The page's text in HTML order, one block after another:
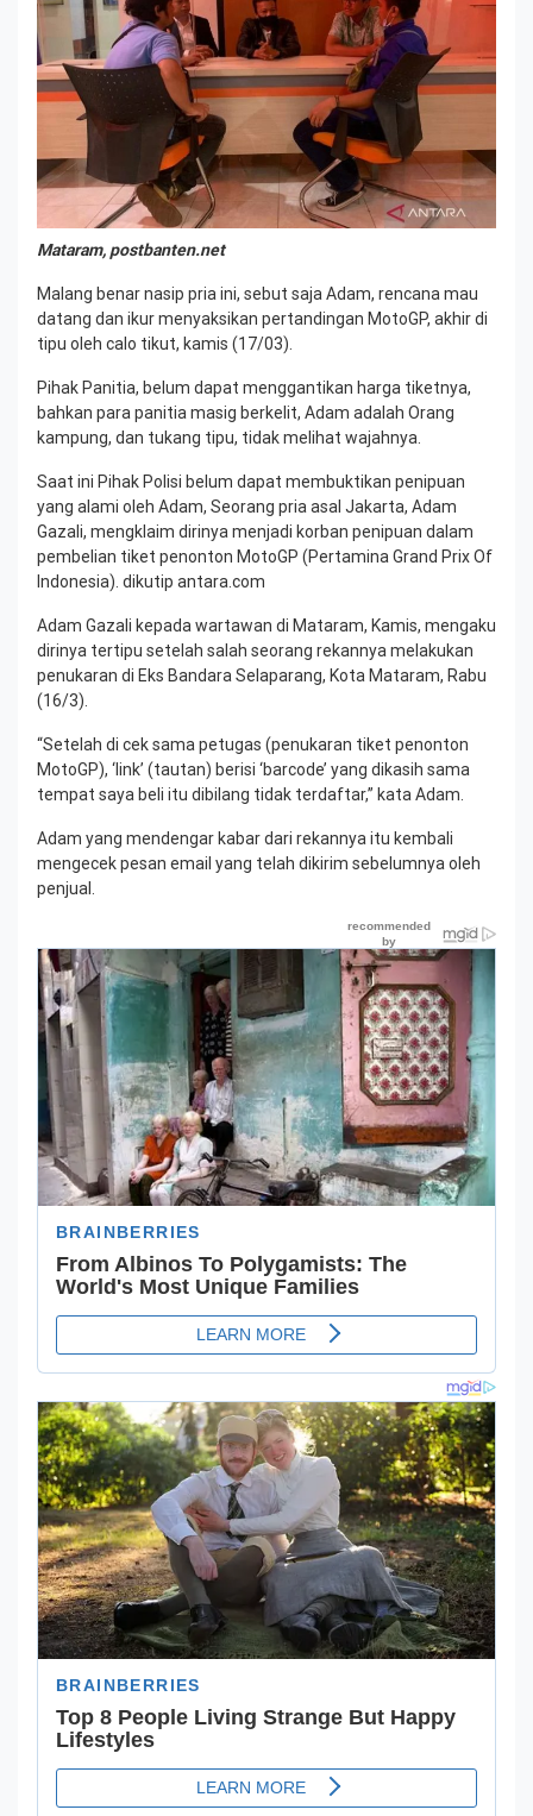
Mataram, postbanten.net
Malang benar nasip pria ini, sebut saja Adam, rencana mau
datang dan ikur menyaksikan pertandingan MotoGP, akhir di
tipu oleh calo tikut, kamis (17/03).
Pihak Panitia, belum dapat menggantikan harga tiketnya,
bahkan para panitia masig berkelit, Adam adalah Orang
kampung, dan tukang tipu, tidak melihat wajahnya.
Saat ini Pihak Polisi belum dapat membuktikan penipuan
yang alami oleh Adam, Seorang pria asal Jakarta, Adam
Gazali, mengklaim dirinya menjadi korban penipuan dalam
pembelian tiket penonton MotoGP (Pertamina Grand Prix Of
Indonesia). dikutip antara.com
Adam Gazali kepada wartawan di Mataram, Kamis, mengaku
dirinya tertipu setelah salah seorang rekannya melakukan
penukaran di Eks Bandara Selaparang, Kota Mataram, Rabu
(16/3).
“Setelah di cek sama petugas (penukaran tiket penonton
MotoGP), ‘link’ (tautan) berisi ‘barcode’ yang dikasih sama
tempat saya beli itu dibilang tidak terdaftar,” kata Adam.
Adam yang mendengar kabar dari rekannya itu kembali
mengecek pesan email yang telah dikirim sebelumnya oleh
penjual.